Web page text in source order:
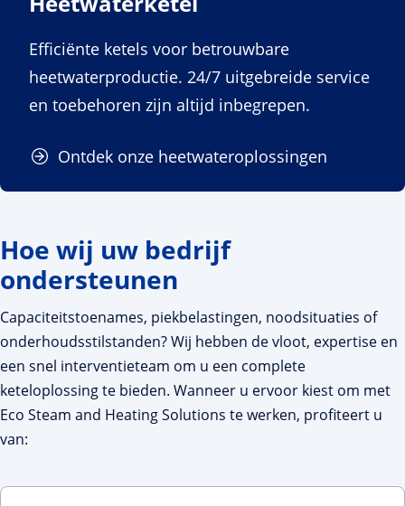
Efficiënte ketels voor betrouwbare
heetwaterproductie. 24/7 uitgebreide service
en toebehoren zijn altijd inbegrepen.
Ontdek onze heetwateroplossingen
Hoe wij uw bedrijf
ondersteunen
Capaciteitstoenames, piekbelastingen, noodsituaties of
onderhoudsstilstanden? Wij hebben de vloot, expertise en
een snel interventieteam om u een complete
keteloplossing te bieden. Wanneer u ervoor kiest om met
Eco Steam and Heating Solutions te werken, profiteert u
van: